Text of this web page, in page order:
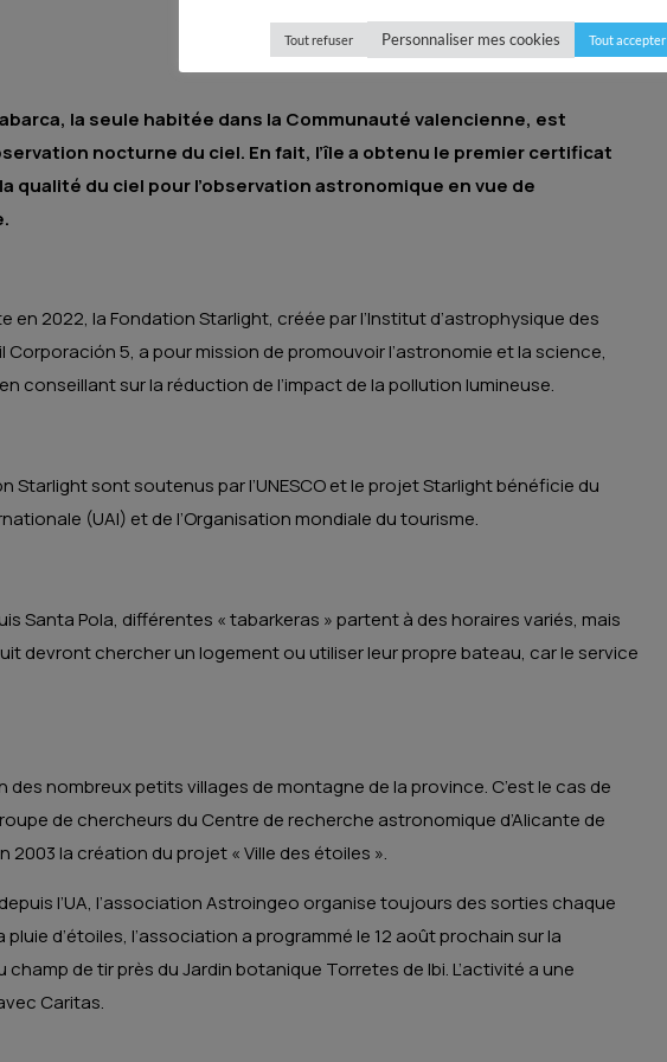
la seule habitée dans la Communauté valencienne, est
nocturne du ciel. En fait, l’île a obtenu le premier certificat
qualité du ciel pour l’observation astronomique en vue de
en 2022, la Fondation Starlight, créée par l’Institut d’astrophysique des
5, a pour mission de promouvoir l’astronomie et la science,
conseillant sur la réduction de l’impact de la pollution lumineuse.
Starlight sont soutenus par l’UNESCO et le projet Starlight bénéficie du
(UAI) et de l’Organisation mondiale du tourisme.
Santa Pola, différentes « tabarkeras » partent à des horaires variés, mais
devront chercher un logement ou utiliser leur propre bateau, car le service
des nombreux petits villages de montagne de la province. C’est le cas de
de chercheurs du Centre de recherche astronomique d’Alicante de
2003 la création du projet « Ville des étoiles ».
l’UA, l’association Astroingeo organise toujours des sorties chaque
d’étoiles, l’association a programmé le 12 août prochain sur la
de tir près du Jardin botanique Torretes de Ibi. L’activité a une
Caritas.
Tout refuser Personnaliser mes cookies Tout accepter